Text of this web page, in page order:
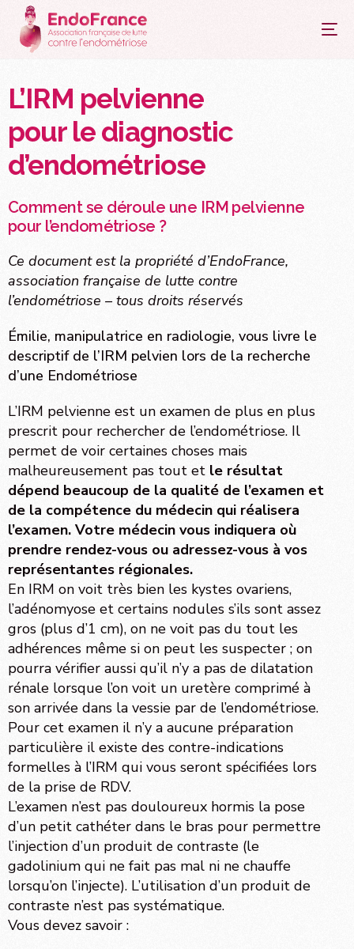
principal
L’IRM pelvienne
pour le diagnostic
d’endométriose
Comment se déroule une IRM pelvienne
pour l’endométriose ?
Ce document est la propriété d’EndoFrance,
association française de lutte contre
l’endométriose – tous droits réservés
Émilie, manipulatrice en radiologie, vous livre le
descriptif de l’IRM pelvien lors de la recherche
d’une Endométriose
L’IRM pelvienne est un examen de plus en plus
prescrit pour rechercher de l’endométriose. Il
permet de voir certaines choses mais
malheureusement pas tout et le résultat
dépend beaucoup de la qualité de l’examen et
de la compétence du médecin qui réalisera
l’examen. Votre médecin vous indiquera où
prendre rendez-vous ou adressez-vous à vos
représentantes régionales.
En IRM on voit très bien les kystes ovariens,
l’adénomyose et certains nodules s’ils sont assez
gros (plus d’1 cm), on ne voit pas du tout les
adhérences même si on peut les suspecter ; on
pourra vérifier aussi qu’il n’y a pas de dilatation
rénale lorsque l’on voit un uretère comprimé à
son arrivée dans la vessie par de l’endométriose.
Pour cet examen il n’y a aucune préparation
particulière il existe des contre-indications
formelles à l’IRM qui vous seront spécifiées lors
de la prise de RDV.
L’examen n’est pas douloureux hormis la pose
d’un petit cathéter dans le bras pour permettre
l’injection d’un produit de contraste (le
gadolinium qui ne fait pas mal ni ne chauffe
lorsqu’on l’injecte). L’utilisation d’un produit de
contraste n’est pas systématique.
Vous devez savoir :